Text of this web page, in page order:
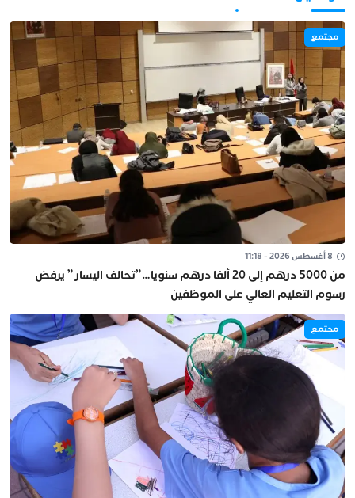
مجتمع
8 أغسطس 2026 - 11:18
من 5000 درهم إلى 20 ألفا درهم سنويا…”تحالف اليسار” يرفض
رسوم التعليم العالي على الموظفين
مجتمع